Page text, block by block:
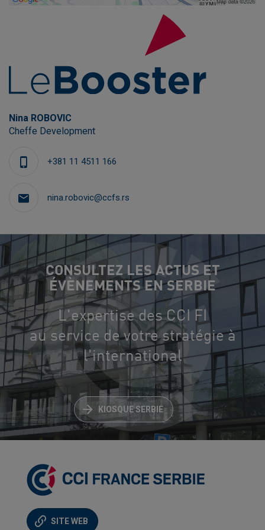
Nina ROBOVIC
Cheffe Development
+381 11 4511 166
nina.robovic@ccfs.rs
CONSULTEZ LES ACTUS ET
ÉVÈNEMENTS EN SERBIE
L'expertise des CCI FI
au service de votre stratégie à
l'international
KIOSQUE SERBIE
SITE WEB